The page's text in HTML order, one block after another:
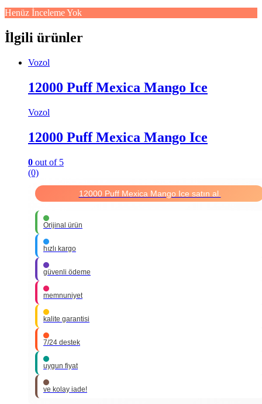
Henüz İnceleme Yok
İlgili ürünler
Vozol
12000 Puff Mexica Mango Ice
Vozol
12000 Puff Mexica Mango Ice
0 out of 5
(0)
12000 Puff Mexica Mango Ice satın al.
Orijinal ürün
hızlı kargo
güvenli ödeme
memnuniyet
kalite garantisi
7/24 destek
uygun fiyat
ve kolay iade!